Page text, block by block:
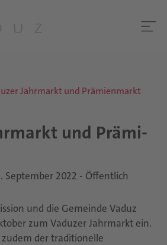
Jahrmarkt und Prämienmarkt
und Prä­mi­
2022 - Öffentlich
und die Gemeinde Vaduz
zum Vaduzer Jahrmarkt ein.
der traditionelle